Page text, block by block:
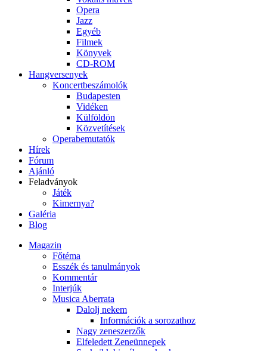
Opera
Jazz
Egyéb
Filmek
Könyvek
CD-ROM
Hangversenyek
Koncertbeszámolók
Budapesten
Vidéken
Külföldön
Közvetítések
Operabemutatók
Hírek
Fórum
Ajánló
Feladványok
Játék
Kimernya?
Galéria
Blog
Magazin
Főtéma
Esszék és tanulmányok
Kommentár
Interjúk
Musica Aberrata
Dalolj nekem
Információk a sorozathoz
Nagy zeneszerzők
Elfeledett Zeneünnepek